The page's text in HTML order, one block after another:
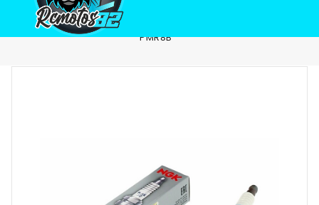
Inicio RECAMBIOS
PMR8B